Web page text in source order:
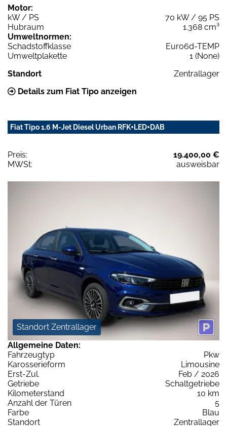
Motor:
kW / PS
70 kW / 95 PS
Hubraum
1.368 cm³
Umweltnormen:
Schadstoffklasse
Euro6d-TEMP
Umweltplakette
1 (None)
Standort
Zentrallager
Details zum Fiat Tipo anzeigen
Fiat Tipo 1.6 M-Jet Diesel Urban RFK+LED+DAB
Preis:
19.400,00 €
MWSt:
ausweisbar
Standort Zentrallager
Allgemeine Daten:
Fahrzeugtyp
Pkw
Karosserieform
Limousine
Erst-Zul.
Feb / 2026
Getriebe
Schaltgetriebe
Kilometerstand
10 km
Anzahl der Türen
5
Farbe
Blau
Standort
Zentrallager